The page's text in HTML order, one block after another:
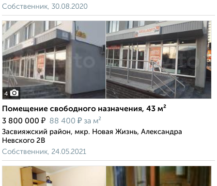
Собственник, 30.08.2020
4
Помещение свободного назначения, 43 м²
3 800 000 ₽ 88 400 ₽ за м²
Засвияжский район, мкр. Новая Жизнь, Александра
Невского 2В
Собственник, 24.05.2021